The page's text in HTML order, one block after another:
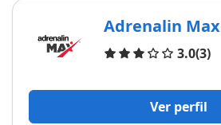
Adrenalin Max
3.0(3)
Opiniones
Ver perfil